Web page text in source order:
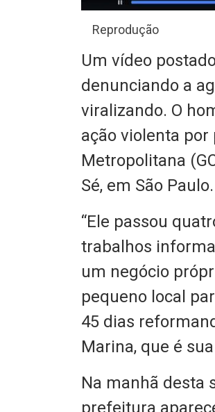
Reprodução
Um vídeo
denunciando a
viralizando. O
ação violenta
Metropolitana
Sé, em São Paulo.
“Ele passou
trabalhos
um negócio
pequeno local
45 dias
Marina, que é
Na manhã desta
prefeitura